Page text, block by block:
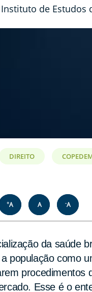
de Estudos
DIREITO
+A A -A
da saúde
população como
procedimentos
Esse é o